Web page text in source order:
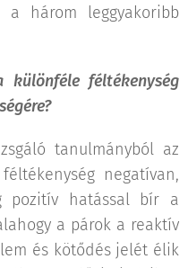
a három leggyakoribb
féltékenység
tanulmányból az
negatívan,
pozitív hatással bír a
a párok a reaktív
és kötődés jelét élik